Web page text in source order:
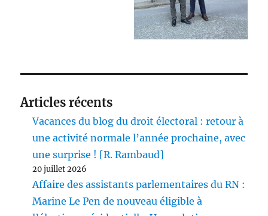
Articles récents
Vacances du blog du droit électoral : retour à
une activité normale l’année prochaine, avec
une surprise ! [R. Rambaud]
20 juillet 2026
Affaire des assistants parlementaires du RN :
Marine Le Pen de nouveau éligible à